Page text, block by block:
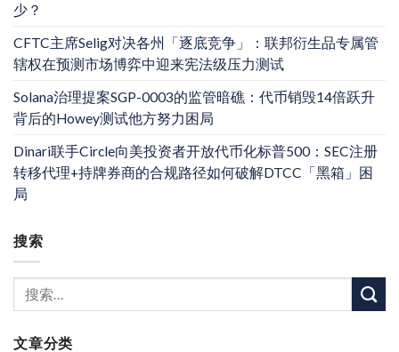
少？
CFTC主席Selig对决各州「逐底竞争」：联邦衍生品专属管
辖权在预测市场博弈中迎来宪法级压力测试
Solana治理提案SGP-0003的监管暗礁：代币销毁14倍跃升
背后的Howey测试他方努力困局
Dinari联手Circle向美投资者开放代币化标普500：SEC注册
转移代理+持牌券商的合规路径如何破解DTCC「黑箱」困
局
搜索
文章分类